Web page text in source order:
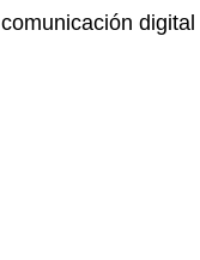
comunicación digital